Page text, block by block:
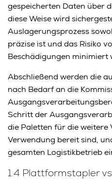
gespeicherten Daten über
diese Weise wird
Auslagerungsprozess
präzise ist und das Risiko
Beschädigungen minimiert
Abschließend werden die
nach Bedarf an die
Schritt der
die Paletten für die weitere
Verwendung bereit sind,
gesamten Logistikbetrieb
1.4 Plattformstapler